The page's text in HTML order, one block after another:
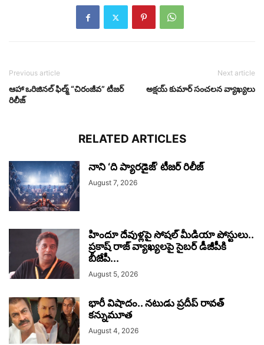
Previous article
ఆహా ఒరిజినల్ ఫిల్మ్ “చిరంజీవ” టీజర్
రిలీజ్
Next article
అక్షయ్ కుమార్ సంచలన వ్యాఖ్యలు
RELATED ARTICLES
నాని ‘ది ప్యారడైజ్’ టీజర్‌ రిలీజ్
August 7, 2026
హిందూ దేవుళ్లపై సోషల్ మీడియా పోస్టులు..
ప్రకాష్ రాజ్ వ్యాఖ్యలపై సైబర్ డీజీపీకి
బీజేపీ...
August 5, 2026
భారీ విషాదం.. నటుడు ప్రదీప్ రావత్
కన్నుమూత
August 4, 2026